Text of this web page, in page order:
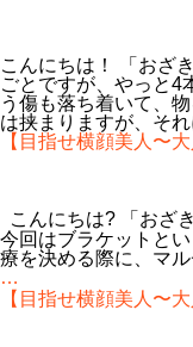
こんにちは！ 「おざ
ごとですが、やっと4
う傷も落ち着いて、
は挟まりますが、そ
【目指せ横顔美人〜
こんにちは? 「おざ
今回はブラケットと
療を決める際に、マ
…
指
【目指せ横顔美人〜